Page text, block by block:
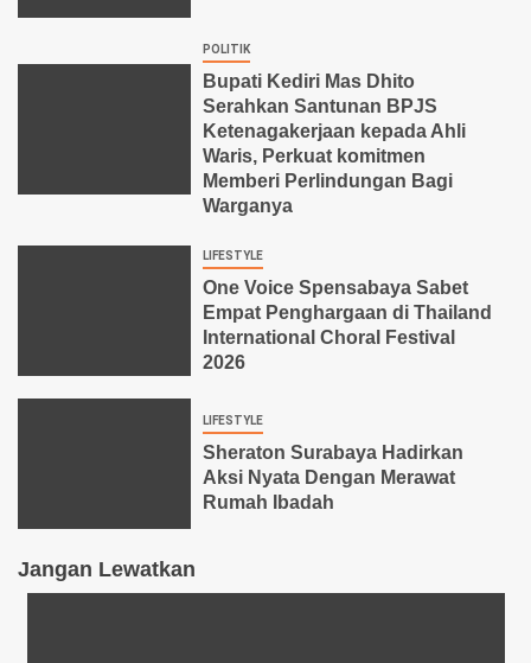
POLITIK
Bupati Kediri Mas Dhito
Serahkan Santunan BPJS
Ketenagakerjaan kepada Ahli
Waris, Perkuat komitmen
Memberi Perlindungan Bagi
Warganya
LIFESTYLE
One Voice Spensabaya Sabet
Empat Penghargaan di Thailand
International Choral Festival
2026
LIFESTYLE
Sheraton Surabaya Hadirkan
Aksi Nyata Dengan Merawat
Rumah Ibadah
Jangan Lewatkan